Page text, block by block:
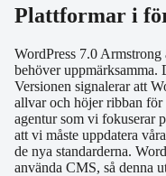
Plattformar i
WordPress 7.0
behöver uppmärksamma.
Versionen signalerar att
allvar och höjer ribban
agentur som vi fokuserar
att vi måste uppdatera
de nya standarderna.
använda CMS, så denna